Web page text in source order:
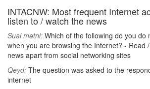
INTACNW: Most frequent Internet
listen to / watch the news
Sual mətni: Which of the following do you do
when you are browsing the Internet? - Read
news apart from social networking sites
Qeyd: The question was asked to the
internet